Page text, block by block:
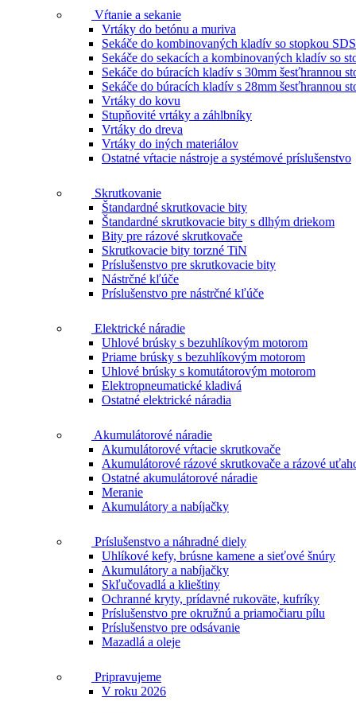
Vŕtanie a sekanie
Vrtáky do betónu a muriva
Sekáče do kombinovaných kladív so stopkou
Sekáče do sekacích a kombinovaných kladív so
Sekáče do búracích kladív s 30mm šesťhrannou
Sekáče do búracích kladív s 28mm šesťhrannou
Vrtáky do kovu
Stupňovité vrtáky a záhlbníky
Vrtáky do dreva
Vrtáky do iných materiálov
Ostatné vŕtacie nástroje a systémové príslušenstvo
Skrutkovanie
Štandardné skrutkovacie bity
Štandardné skrutkovacie bity s dlhým driekom
Bity pre rázové skrutkovače
Skrutkovacie bity torzné TiN
Príslušenstvo pre skrutkovacie bity
Nástrčné kľúče
Príslušenstvo pre nástrčné kľúče
Elektrické náradie
Uhlové brúsky s bezuhlíkovým motorom
Priame brúsky s bezuhlíkovým motorom
Uhlové brúsky s komutátorovým motorom
Elektropneumatické kladivá
Ostatné elektrické náradia
Akumulátorové náradie
Akumulátorové vŕtacie skrutkovače
Akumulátorové rázové skrutkovače a rázové
Ostatné akumulátorové náradie
Meranie
Akumulátory a nabíjačky
Príslušenstvo a náhradné diely
Uhlíkové kefy, brúsne kamene a sieťové šnúry
Akumulátory a nabíjačky
Skľučovadlá a klieštiny
Ochranné kryty, prídavné rukoväte, kufríky
Príslušenstvo pre okružnú a priamočiaru pílu
Príslušenstvo pre odsávanie
Mazadlá a oleje
Pripravujeme
V roku 2026